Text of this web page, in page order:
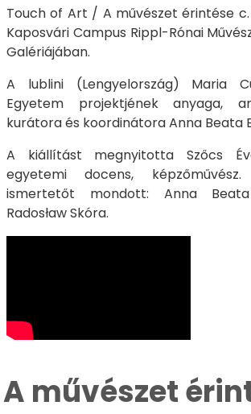
Touch of Art / A művészet érintése c.
Kaposvári Campus Rippl-Rónai
Galériájában.
A lublini (Lengyelország) Maria
Egyetem projektjének anyaga,
kurátora és koordinátora Anna Beata
A kiállítást megnyitotta Szőcs
egyetemi docens,
ismertetőt mondott: Anna
Radosław Skóra.
A művészet